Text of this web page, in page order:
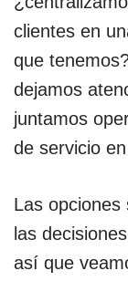
clientes en
que
dejamos
juntamos
de servicio
Las opciones
las
así que